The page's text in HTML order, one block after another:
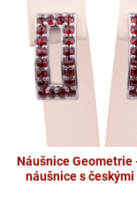
Náušnice Geometrie
náušnice s